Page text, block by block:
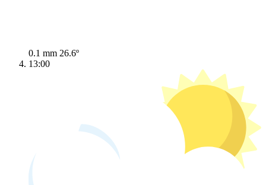
0.1 mm 26.6º
13:00